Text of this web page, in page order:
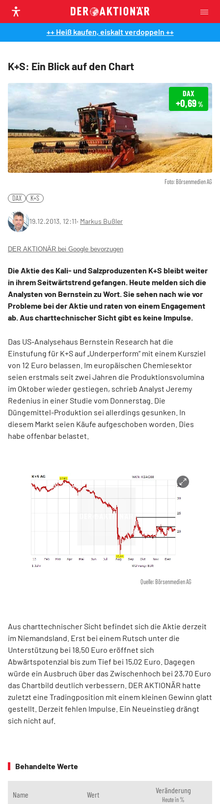
++ Heiß kaufen, eiskalt verdoppeln ++
K+S: Ein Blick auf den Chart
Foto: Börsenmedien AG
DAX
+0,69%
DAX K+S
19.12.2013, 12:11‧ Markus Bußler
DER AKTIONÄR bei Google bevorzugen
Die Aktie des Kali- und Salzproduzenten K+S bleibt weiter
in ihrem Seitwärtstrend gefangen. Heute melden sich die
Analysten von Bernstein zu Wort. Sie sehen nach wie vor
Probleme bei der Aktie und raten von einem Engagement
ab. Aus charttechnischer Sicht gibt es keine Impulse.
Das US-Analysehaus Bernstein Research hat die
Einstufung für K+S auf „Underperform“ mit einem Kursziel
von 12 Euro belassen. Im europäischen Chemiesektor
seien erstmals seit zwei Jahren die Produktionsvolumina
im Oktober wieder gestiegen, schrieb Analyst Jeremy
Redenius in einer Studie vom Donnerstag. Die
Düngemittel-Produktion sei allerdings gesunken. In
diesem Markt seien Käufe aufgeschoben worden. Dies
habe offenbar belastet.
Quelle: Börsenmedien AG
Aus charttechnischer Sicht befindet sich die Aktie derzeit
im Niemandsland. Erst bei einem Rutsch unter die
Unterstützung bei 18,50 Euro eröffnet sich
Abwärtspotenzial bis zum Tief bei 15,02 Euro. Dagegen
würde ein Ausbruch über das Zwischenhoch bei 23,70 Euro
das Chartbild deutlich verbessern. DER AKTIONÄR hatte
zuletzt eine Tradingposition mit einem kleinen Gewinn glatt
gestellt. Derzeit fehlen Impulse. Ein Neueinstieg drängt
sich nicht auf.
Behandelte Werte
Name Wert Veränderung
Heute in %